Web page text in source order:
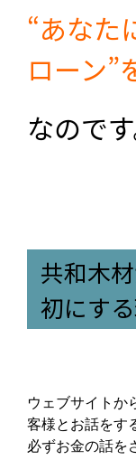
“あなた
ローン”
なのです
共和木
初にす
ウェブサイトか
客様とお話をす
必ずお金の話を